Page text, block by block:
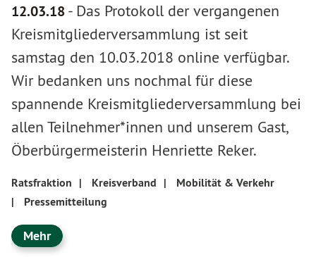
12.03.18- Das Protokoll der vergangenen
Kreismitgliederversammlung ist seit
samstag den 10.03.2018 online verfügbar.
Wir bedanken uns nochmal für diese
spannende Kreismitgliederversammlung bei
allen Teilnehmer*innen und unserem Gast,
Öberbürgermeisterin Henriette Reker.
Ratsfraktion | Kreisverband |
Mobilität & Verkehr
|
Pressemitteilung
Mehr